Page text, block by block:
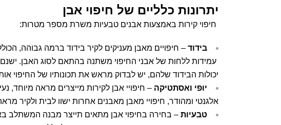
יתרונות כלליים של חיפוי אבן
חיפוי קירות באמצעות אבנים טבעיות משרת מספר מטרות:
בידוד – חיפויים מאבן מעניקים לקיר בידוד ברמה גבוהה,
עמידות ללחות של אבני החיפוי משתנה בהתאם לסוג האבן.
יכולות הבידוד שלהם, יש לבדוק מראש את תכונותיו של החיפוי
יופי ואסתטיקה – חיפויי אבן לקירות מייצרים מראה מיוחד,
אלגנטי ומהודר, חיפויי מאבן מאבנים אחרות ישוו לבית ולקיר
טבעיות – בחירה בחיפוי אבן מתאים תייצר מבנה המשתלב